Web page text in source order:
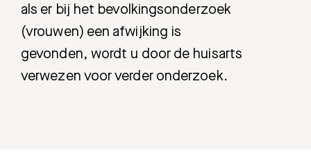
als er bij het bevolkingsonderzoek
(vrouwen) een afwijking is
gevonden, wordt u door de huisarts
verwezen voor verder onderzoek.